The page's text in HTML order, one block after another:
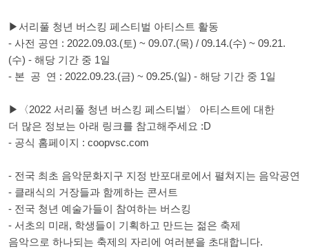
▶서리풀 청년 버스킹 페스티벌 아티스트 활동
- 사전 공연 : 2022.09.03.(토) ~ 09.07.(목) / 09.14.(수) ~ 09.21.
(수) - 해당 기간 중 1일
- 본 공 연 : 2022.09.23.(금) ~ 09.25.(일) - 해당 기간 중 1일
▶〈2022 서리풀 청년 버스킹 페스티벌〉 아티스트에 대한
더 많은 정보는 아래 링크를 참고해주세요 :D
- 공식 홈페이지 : coopvsc.com
- 전국 최초 음악문화지구 지정 반포대로에서 펼쳐지는 음악공연
- 클래식의 거장들과 함께하는 콘서트
- 전국 청년 예술가들이 참여하는 버스킹
- 서초의 미래, 학생들이 기획하고 만드는 젊은 축제
음악으로 하나되는 축제의 자리에 여러분을 초대합니다.